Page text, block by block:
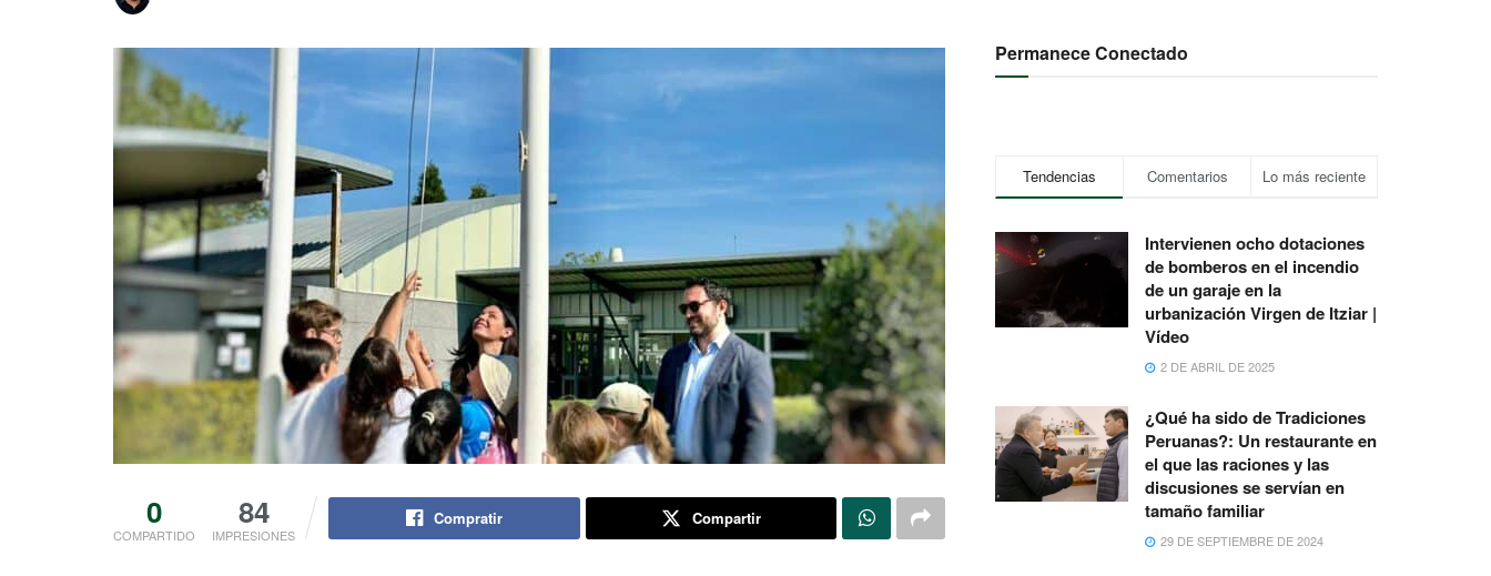
0
COMPARTIDO
84
IMPRESIONES
Compratir Compartir
Permanece Conectado
Tendencias Comentarios Lo más reciente
Intervienen ocho dotaciones
de bomberos en el incendio
de un garaje en la
urbanización Virgen de Itziar |
Vídeo
2 DE ABRIL DE 2025
¿Qué ha sido de Tradiciones
Peruanas?: Un restaurante en
el que las raciones y las
discusiones se servían en
tamaño familiar
29 DE SEPTIEMBRE DE 2024